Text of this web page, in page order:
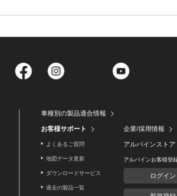
Facebook Twitter
車種別の製品適合情報
お客様サポート
よくあるご質問
地図データ更新
ダウンロードサービス
過去の製品一覧
企業/採用情報
アルパインストア
アルパインお客様登
ログイン